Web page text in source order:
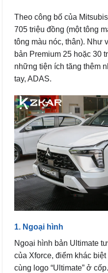
Theo công bố của
705 triệu đồng (một tông
tông màu nóc, thân). Như
bản Premium 25 hoặc 30
những tiện ích tăng thêm
tay, ADAS.
1. Ngoại hình
Ngoại hình bản Ultimate
của Xforce, điểm khác
cùng logo “Ultimate” ở